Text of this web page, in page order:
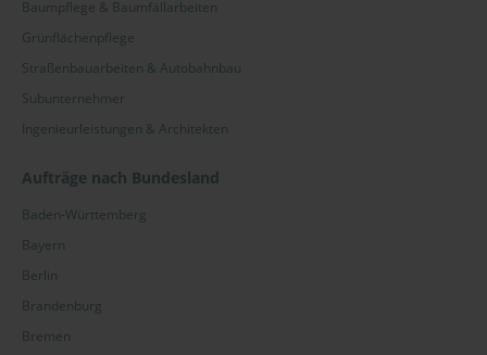
Baumpflege & Baumfällarbeiten
Grünflächenpflege
Straßenbauarbeiten & Autobahnbau
Subunternehmer
Ingenieurleistungen & Architekten
Aufträge nach Bundesland
Baden-Württemberg
Bayern
Berlin
Brandenburg
Bremen